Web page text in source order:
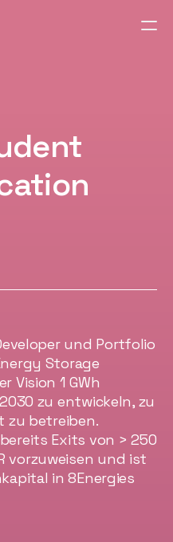
und Portfolio
Storage
Vision 1 GWh
zu entwickeln, zu
zu betreiben.
Exits von > 250
vorzuweisen und ist
in 8Energies